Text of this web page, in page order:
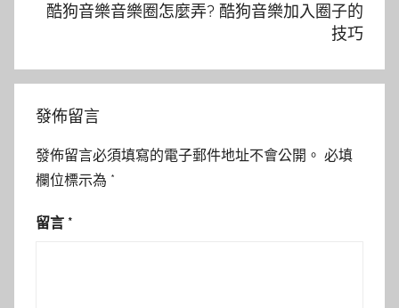
酷狗音樂音樂圈怎麼弄? 酷狗音樂加入圈子的
技巧
發佈留言
發佈留言必須填寫的電子郵件地址不會公開。 必填
欄位標示為 *
留言 *